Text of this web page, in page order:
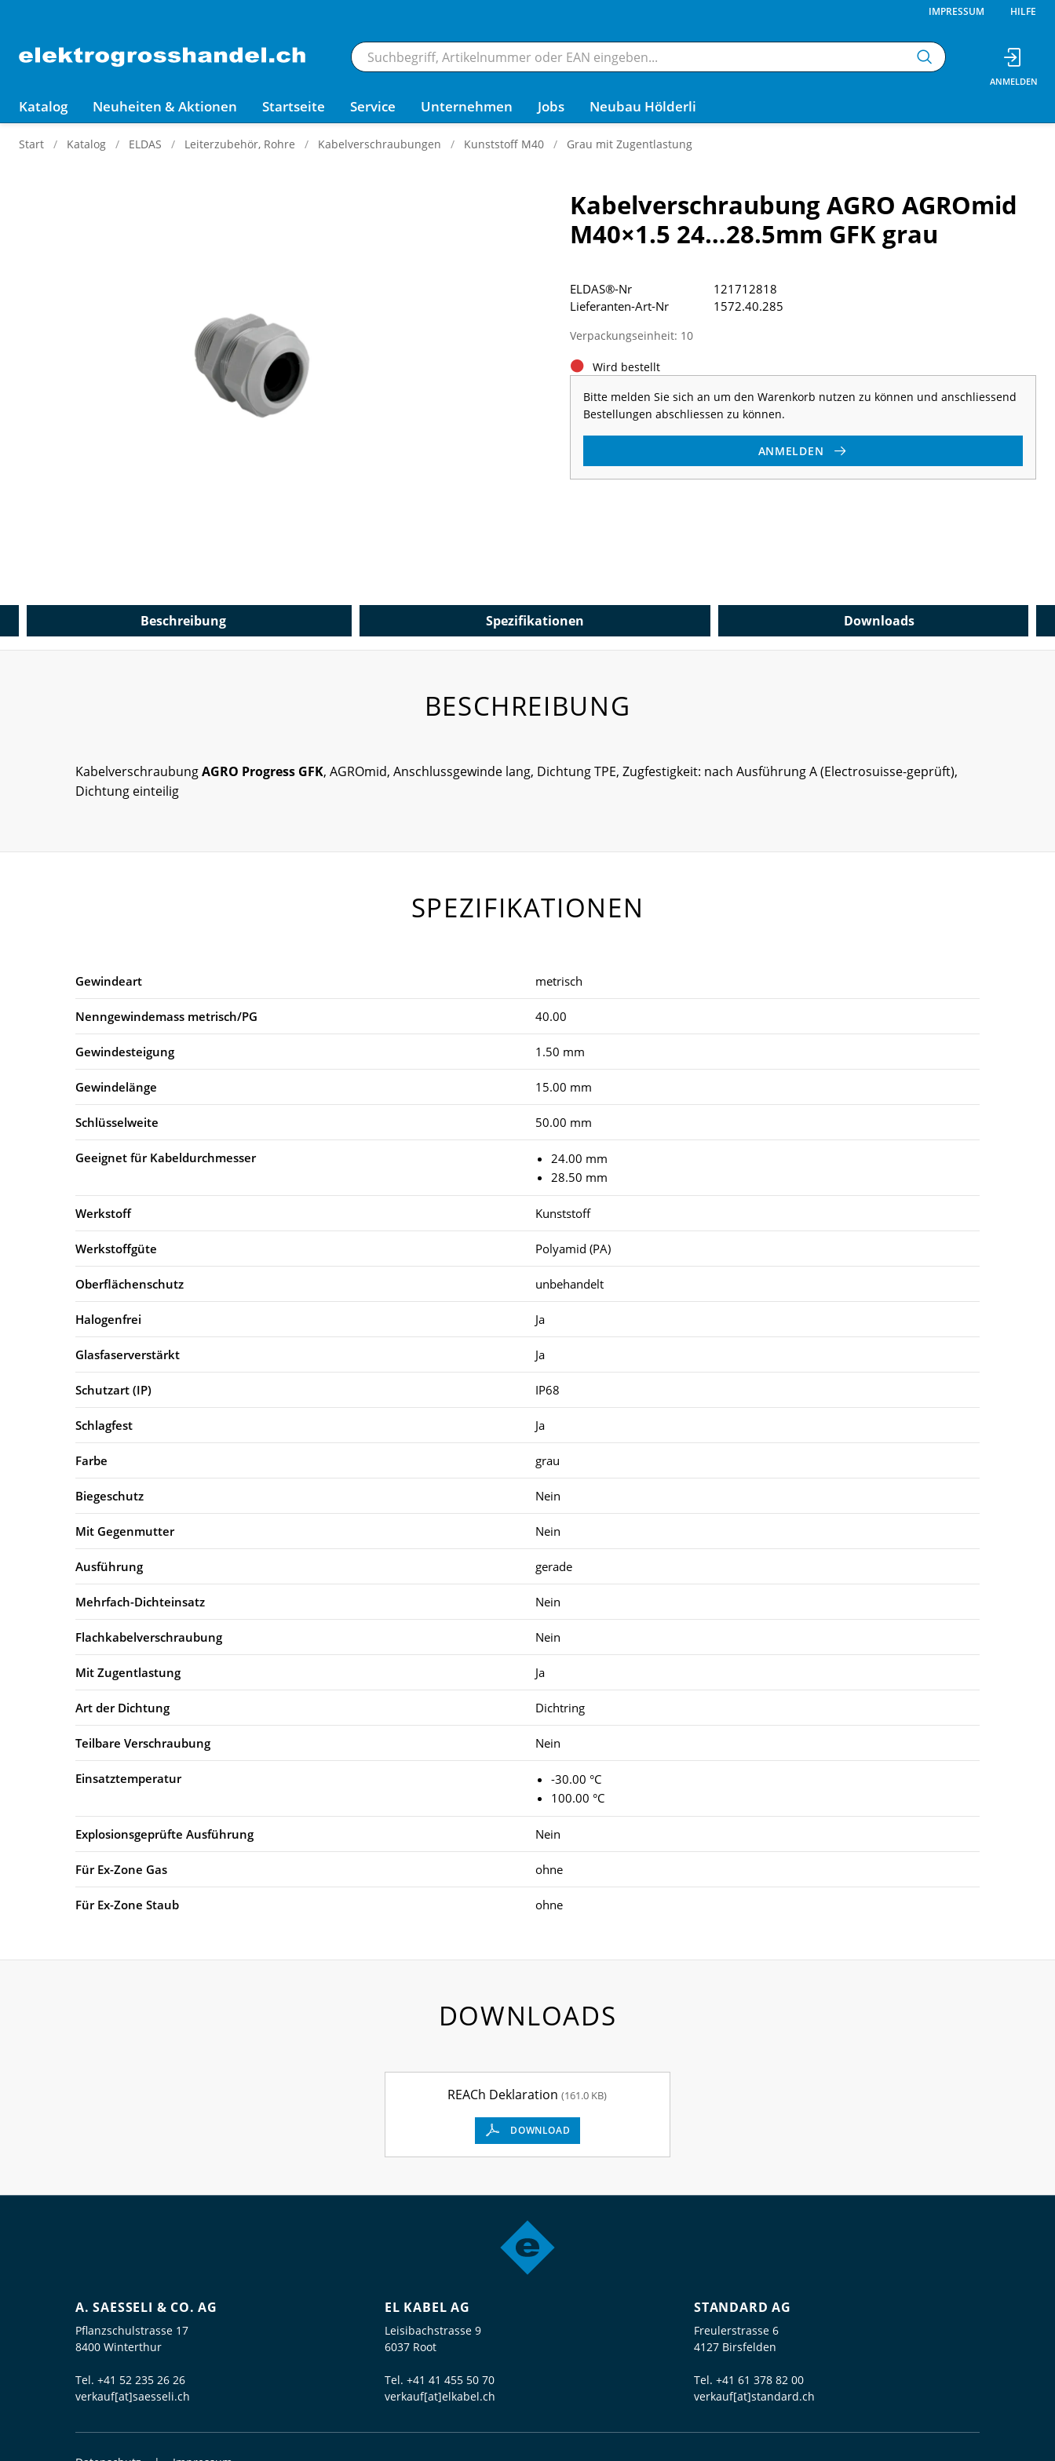
IMPRESSUM HILFE
Katalog Neuheiten & Aktionen Startseite Service Unternehmen Jobs Neubau Hölderli
Start Katalog ELDAS Leiterzubehör, Rohre Kabelverschraubungen Kunststoff M40 Grau mit Zugentlastung
Kabelverschraubung AGRO AGROmid
M40×1.5 24…28.5mm GFK grau
Verpackungseinheit: 10
Wird bestellt
Bitte melden Sie sich an um den Warenkorb nutzen zu können und anschliessend
Bestellungen abschliessen zu können.
ANMELDEN
ELDAS®-Nr
121712818
Lieferanten-Art-Nr
1572.40.285
Beschreibung Spezifikationen Downloads
BESCHREIBUNG
KabelverschraubungAGRO Progress GFK, AGROmid, Anschlussgewinde lang, Dichtung TPE, Zugfestigkeit: nach Ausführung A (Electrosuisse-geprüft),
Dichtung einteilig
SPEZIFIKATIONEN
Gewindeart metrisch
Nenngewindemass metrisch/PG 40.00
Gewindesteigung 1.50 mm
Gewindelänge 15.00 mm
Schlüsselweite 50.00 mm
Geeignet für Kabeldurchmesser
24.00 mm
28.50 mm
Werkstoff Kunststoff
Werkstoffgüte Polyamid (PA)
Oberflächenschutz unbehandelt
Halogenfrei Ja
Glasfaserverstärkt Ja
Schutzart (IP) IP68
Schlagfest Ja
Farbe grau
Biegeschutz Nein
Mit Gegenmutter Nein
Ausführung gerade
Mehrfach-Dichteinsatz Nein
Flachkabelverschraubung Nein
Mit Zugentlastung Ja
Art der Dichtung Dichtring
Teilbare Verschraubung Nein
Einsatztemperatur
-30.00 °C
100.00 °C
Explosionsgeprüfte Ausführung Nein
Für Ex-Zone Gas ohne
Für Ex-Zone Staub ohne
DOWNLOADS
REACh Deklaration(161.0 KB)
DOWNLOAD
A. SAESSELI & CO. AG
Pflanzschulstrasse 17
8400 Winterthur
Tel. +41 52 235 26 26
verkauf[at]saesseli.ch
EL KABEL AG
Leisibachstrasse 9
6037 Root
Tel. +41 41 455 50 70
verkauf[at]elkabel.ch
STANDARD AG
Freulerstrasse 6
4127 Birsfelden
Tel. +41 61 378 82 00
verkauf[at]standard.ch